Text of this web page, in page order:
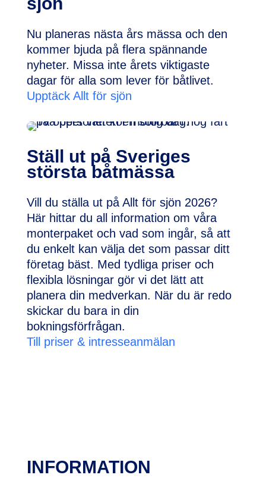
Nu planeras nästa års mässa och den
kommer bjuda på flera spännande
nyheter. Missa inte årets viktigaste
dagar för alla som lever för båtlivet.
Upptäck Allt för sjön
Ställ ut på Sveriges
största båtmässa
Vill du ställa ut på Allt för sjön 2026?
Här hittar du all information om våra
monterpaket och vad som ingår, så att
du enkelt kan välja det som passar ditt
företag bäst. Med tydliga priser och
flexibla lösningar gör vi det lätt att
planera din medverkan. När du är redo
skickar du bara in din
bokningsförfrågan.
Till priser & intresseanmälan
INFORMATION